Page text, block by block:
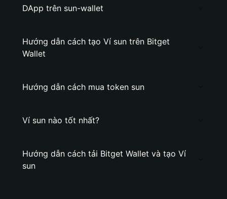
DApp trên sun-wallet
Hướng dẫn cách tạo Ví sun trên Bitget
Wallet
Hướng dẫn cách mua token sun
Ví sun nào tốt nhất?
Hướng dẫn cách tải Bitget Wallet và tạo Ví
sun